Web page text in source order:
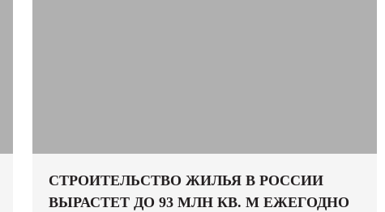
СТРОИТЕЛЬСТВО ЖИЛЬЯ В РОССИИ
ВЫРАСТЕТ ДО 93 МЛН КВ. М ЕЖЕГОДНО